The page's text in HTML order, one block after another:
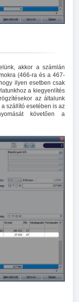
akkor a számlán
(466-ra és a 467-
ilyen esetben csak
a kiegyenlítés
az általunk
szállító esetében is az
követően a